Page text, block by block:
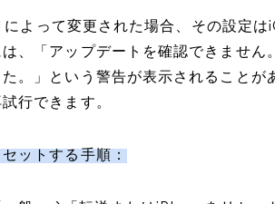
よって変更された場合、その設定は
、「アップデートを確認できません
。」という警告が表示されることが
行できます。
ットする手順：